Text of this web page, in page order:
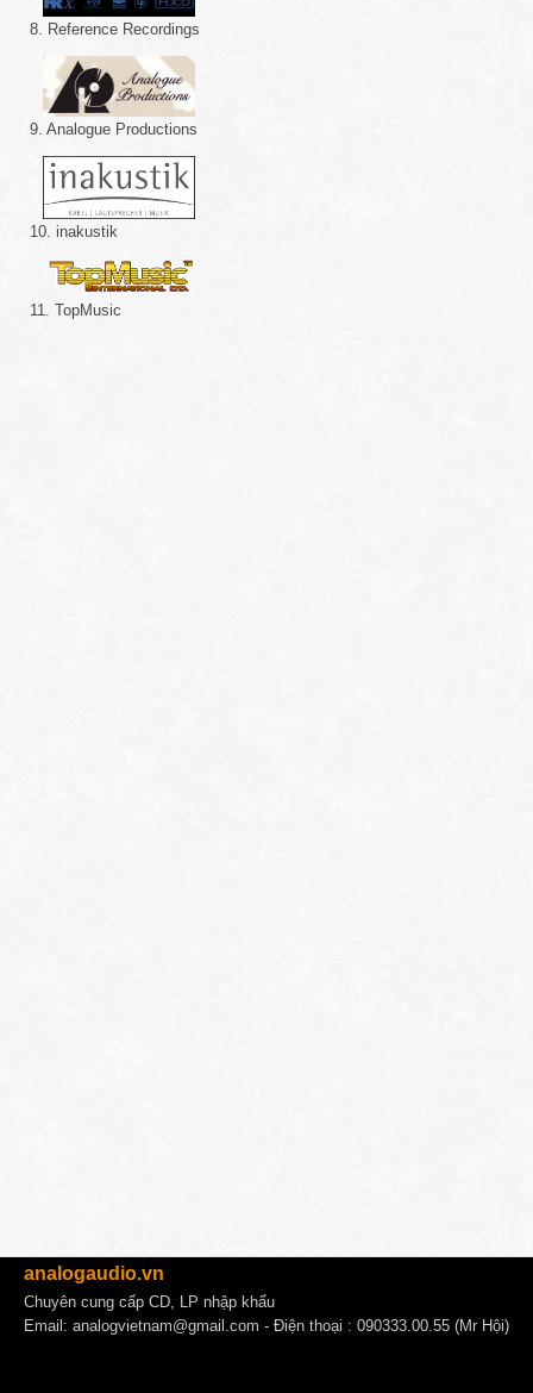
8. Reference Recordings
9. Analogue Productions
10. inakustik
11. TopMusic
analogaudio.vn
Chuyên cung cấp CD, LP nhập khẩu
Email: analogvietnam@gmail.com - Điện thoại : 090333.00.55 (Mr Hội)